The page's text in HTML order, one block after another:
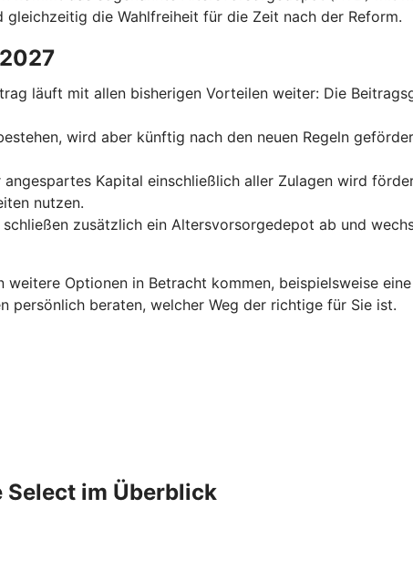
die Wahlfreiheit für die Zeit nach der Reform.
läuft mit allen bisherigen Vorteilen weiter: Die
wird aber künftig nach den neuen Regeln
angespartes Kapital einschließlich aller Zulagen wird
nutzen.
schließen zusätzlich ein Altersvorsorgedepot ab und
Optionen in Betracht kommen, beispielsweise
persönlich beraten, welcher Weg der richtige für Sie ist.
Select im Überblick